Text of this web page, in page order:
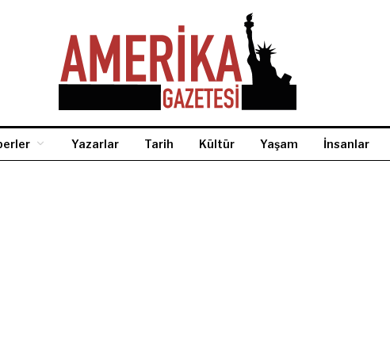
Yazarlar Tarih Kültür Yaşam İnsanlar